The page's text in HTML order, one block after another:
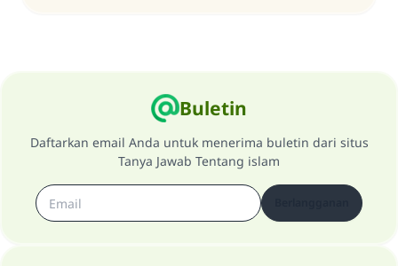
Buletin
Daftarkan email Anda untuk menerima buletin dari situs
Tanya Jawab Tentang islam